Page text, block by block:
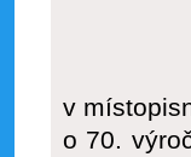
v
o 70.